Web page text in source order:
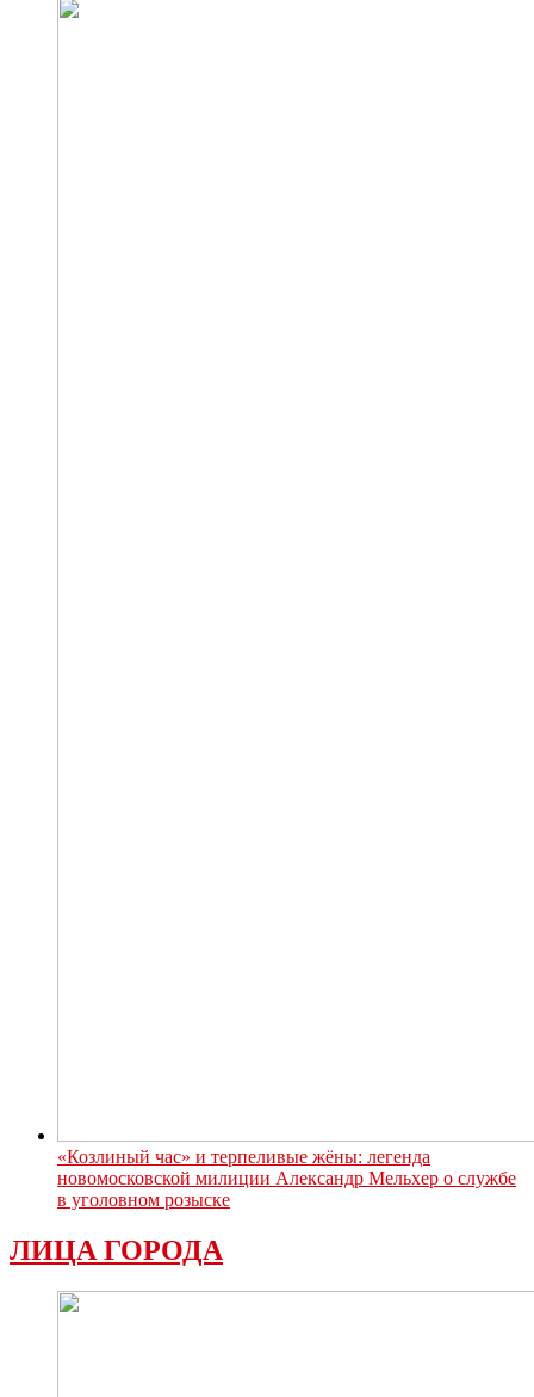
«Козлиный час» и терпеливые жёны: легенда
новомосковской милиции Александр Мельхер о службе
в уголовном розыске
ЛИЦА ГОРОДА